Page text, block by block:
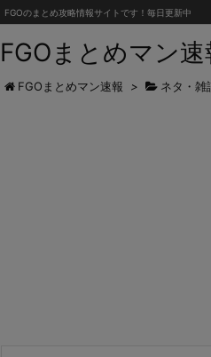
FGOまとめマン速
FGOのまとめ攻略情報サイトです！毎日更新中
FGOまとめマン速報 > ネタ・雑